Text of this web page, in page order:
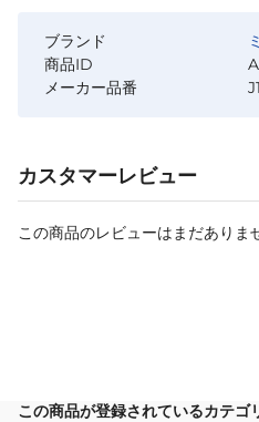
ブランド
商品ID
メーカー品番
カスタマーレビュー
この商品のレビューはまだありま
この商品が登録されているカテゴ